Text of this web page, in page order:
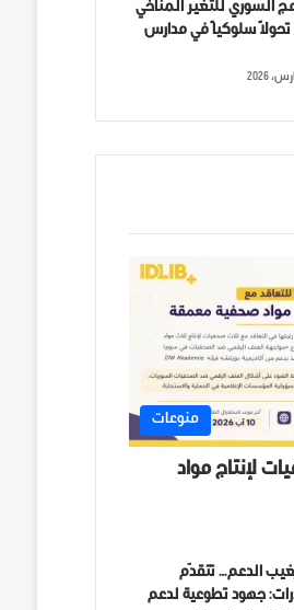
السوري للتغير المناخي
سلوكياً في مدارس
منوعات
لإنتاج مواد
الدعم… تتقدّم
جهود تطوعية لدعم